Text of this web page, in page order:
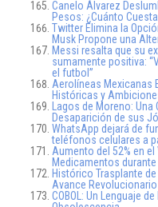
Canelo Álvarez
Pesos: ¿Cuánto
Twitter Elimina la
Musk Propone una
Messi resalta que su
sumamente positiva:
el futbol”
Aerolíneas Mexicanas
Históricas y
Lagos de Moreno:
Desaparición de sus
WhatsApp dejará de
teléfonos celulares a
Aumento del 52% en
Medicamentos
Histórico Trasplante
Avance
COBOL: Un Lenguaje